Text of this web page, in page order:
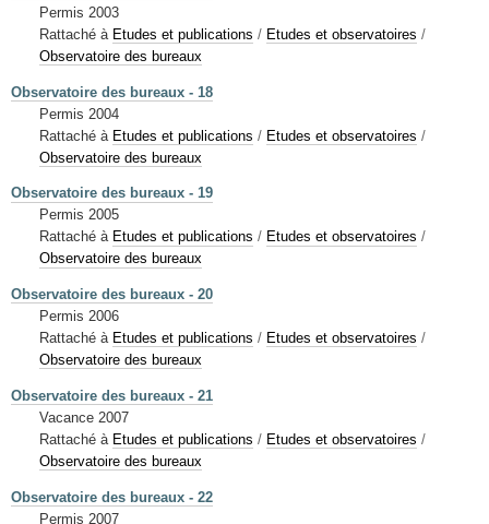
Permis 2003
Rattaché à Etudes et publications / Etudes et observatoires /
Observatoire des bureaux
Observatoire des bureaux - 18
Permis 2004
Rattaché à Etudes et publications / Etudes et observatoires /
Observatoire des bureaux
Observatoire des bureaux - 19
Permis 2005
Rattaché à Etudes et publications / Etudes et observatoires /
Observatoire des bureaux
Observatoire des bureaux - 20
Permis 2006
Rattaché à Etudes et publications / Etudes et observatoires /
Observatoire des bureaux
Observatoire des bureaux - 21
Vacance 2007
Rattaché à Etudes et publications / Etudes et observatoires /
Observatoire des bureaux
Observatoire des bureaux - 22
Permis 2007